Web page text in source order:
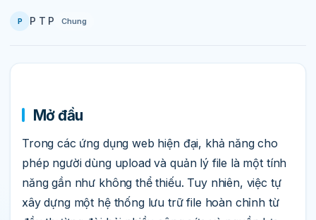
P P T P Chung
Mở đầu
Trong các ứng dụng web hiện đại, khả năng cho
phép người dùng upload và quản lý file là một tính
năng gần như không thể thiếu. Tuy nhiên, việc tự
xây dựng một hệ thống lưu trữ file hoàn chỉnh từ